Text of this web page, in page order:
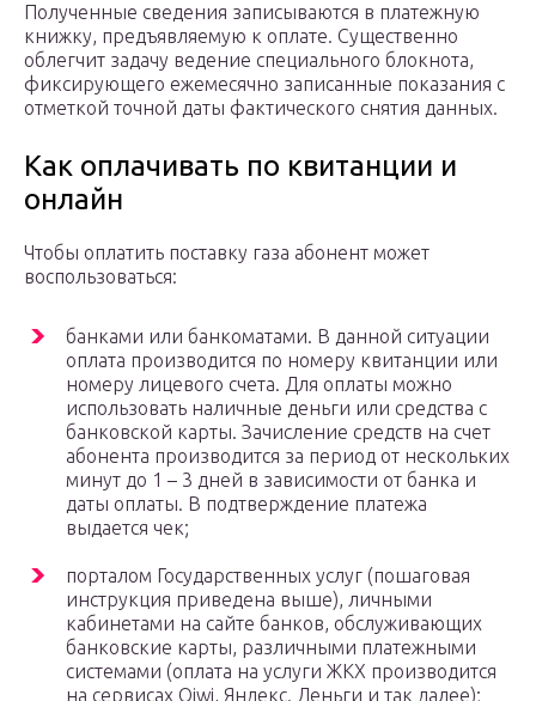
Полученные сведения записываются в платежную
книжку, предъявляемую к оплате. Существенно
облегчит задачу ведение специального блокнота,
фиксирующего ежемесячно записанные показания с
отметкой точной даты фактического снятия данных.
Как оплачивать по квитанции и
онлайн
Чтобы оплатить поставку газа абонент может
воспользоваться:
банками или банкоматами. В данной ситуации
оплата производится по номеру квитанции или
номеру лицевого счета. Для оплаты можно
использовать наличные деньги или средства с
банковской карты. Зачисление средств на счет
абонента производится за период от нескольких
минут до 1 – 3 дней в зависимости от банка и
даты оплаты. В подтверждение платежа
выдается чек;
порталом Государственных услуг (пошаговая
инструкция приведена выше), личными
кабинетами на сайте банков, обслуживающих
банковские карты, различными платежными
системами (оплата на услуги ЖКХ производится
на сервисах Qiwi, Яндекс. Деньги и так далее);